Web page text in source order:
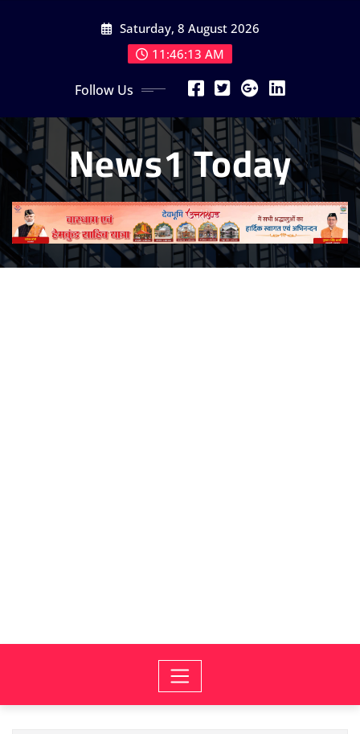
Saturday, 8 August 2026
11:46:15 AM
Follow Us
News1 Today